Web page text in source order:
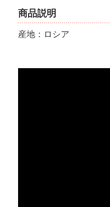
商品説明
産地：ロシア